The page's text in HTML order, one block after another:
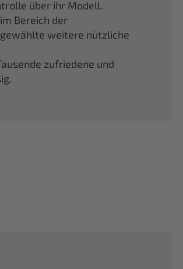
über ihr Modell.
Bereich der
weitere nützliche
zufriedene und